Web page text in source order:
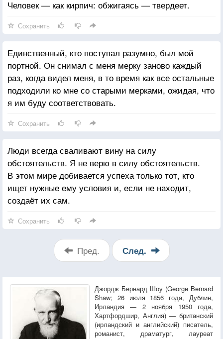
Человек — как кирпич: обжигаясь — твердеет.
Сохранить
Единственный, кто поступал разумно, был мой
портной. Он снимал с меня мерку заново каждый
раз, когда видел меня, в то время как все остальные
подходили ко мне со старыми мерками, ожидая, что
я им буду соответствовать.
Сохранить
Люди всегда сваливают вину на силу
обстоятельств. Я не верю в силу обстоятельств.
В этом мире добивается успеха только тот, кто
ищет нужные ему условия и, если не находит,
создаёт их сам.
Сохранить
Пред. След.
Джордж Бернард Шоу (George Bernard
Shaw; 26 июля 1856 года, Дублин,
Ирландия — 2 ноября 1950 года,
Хартфордшир, Англия) — британский
(ирландский и английский) писатель,
романист, драматург, лауреат